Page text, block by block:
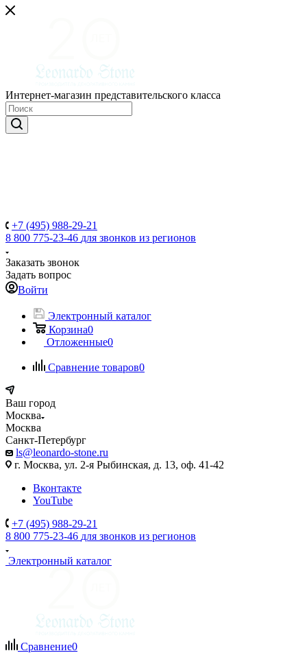
Интернет-магазин представительского класса
+7 (495) 988-29-21
8 800 775-23-46 для звонков из регионов
Заказать звонок
Задать вопрос
Войти
Электронный каталог
Корзина0
Отложенные0
Сравнение товаров0
Ваш город
Москва
Москва
Санкт-Петербург
ls@leonardo-stone.ru
г. Москва, ул. 2-я Рыбинская, д. 13, оф. 41-42
Вконтакте
YouTube
+7 (495) 988-29-21
8 800 775-23-46 для звонков из регионов
Электронный каталог
Сравнение0